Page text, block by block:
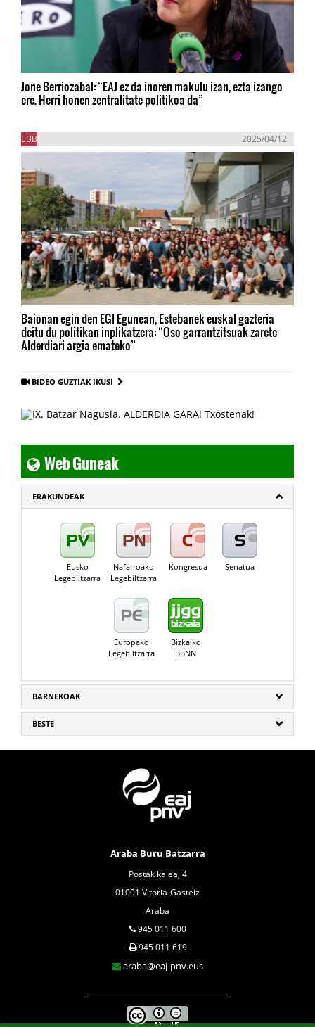
Jone Berriozabal: “EAJ ez da inoren makulu izan, ezta izango
ere. Herri honen zentralitate politikoa da”
EBB 2025/04/12
Baionan egin den EGI Egunean, Estebanek euskal gazteria
deitu du politikan inplikatzera: “Oso garrantzitsuak zarete
Alderdiari argia emateko”
BIDEO GUZTIAK IKUSI
Web Guneak
ERAKUNDEAK
Eusko
Legebiltzarra
Nafarroako
Legebiltzarra
Kongresua Senatua
Europako
Legebiltzarra
Bizkaiko
BBNN
BARNEKOAK
BESTE
Araba Buru Batzarra
Postak kalea, 4
01001 Vitoria-Gasteiz
Araba
945 011 600
945 011 619
araba@eaj-pnv.eus